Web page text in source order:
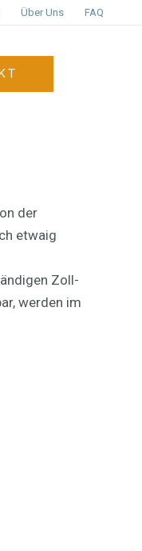
Über Uns FAQ
der
etwaig
Zoll-
werden im